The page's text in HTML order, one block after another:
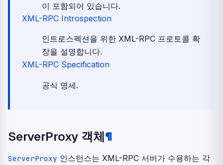
이 포함되어 있습니다.
XML-RPC Introspection
인트로스펙션을 위한 XML-RPC 프로토콜 확
장을 설명합니다.
XML-RPC Specification
공식 명세.
ServerProxy 객체¶
ServerProxy 인스턴스는 XML-RPC 서버가 수용하는 각